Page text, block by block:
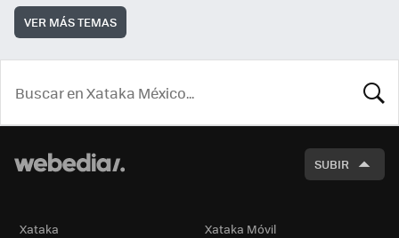
VER MÁS TEMAS
SUBIR
Xataka Xataka Móvil